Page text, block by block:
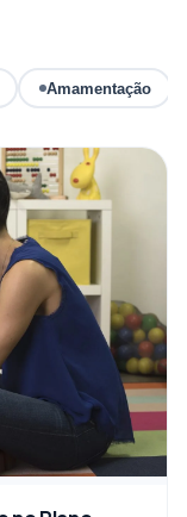
Amamentação